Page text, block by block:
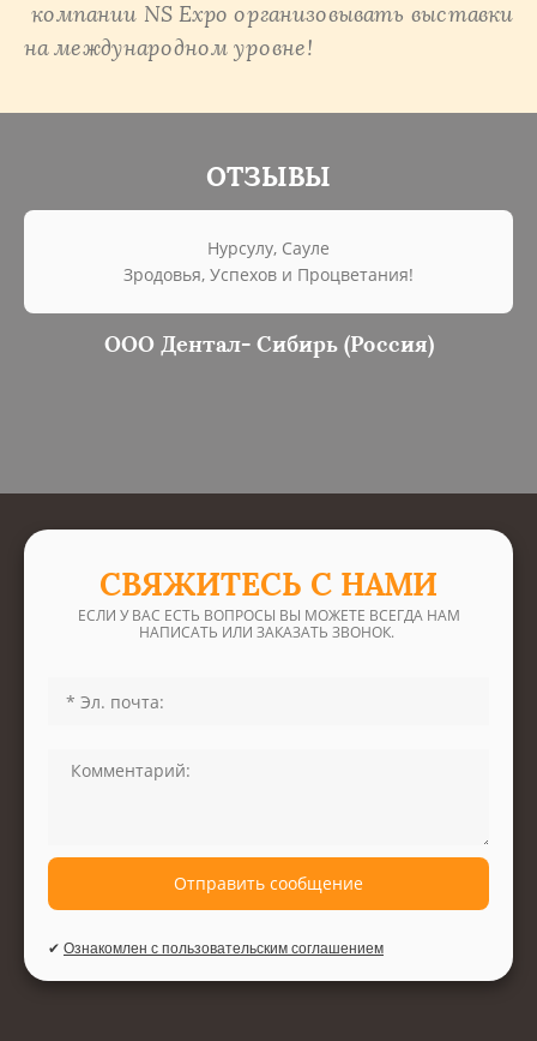
компании NS Expo организовывать выставки
на международном уровне!
ОТЗЫВЫ
Нурсулу, Сауле
Зродовья, Успехов и Процветания!
ООО Дентал- Сибирь (Россия)
СВЯЖИТЕСЬ С НАМИ
ЕСЛИ У ВАС ЕСТЬ ВОПРОСЫ ВЫ МОЖЕТЕ ВСЕГДА НАМ
НАПИСАТЬ ИЛИ ЗАКАЗАТЬ ЗВОНОК.
Отправить сообщение
✔ Ознакомлен с пользовательским соглашением